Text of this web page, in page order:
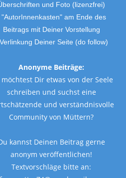
am Rande des
2018 * https://frau-mutter.com
GD8BA-SKD2A * All
und Foto (lizenzfrei)
"AutorInnenkasten" am Ende des
Beitrags mit Deiner Vorstellung
Deiner Seite (do follow)
Anonyme Beiträge:
möchtest Dir etwas von der Seele
schreiben und suchst eine
und verständnisvolle
Community von Müttern?
kannst Deinen Beitrag gerne
anonym veröffentlichen!
Textvorschläge bitte an: